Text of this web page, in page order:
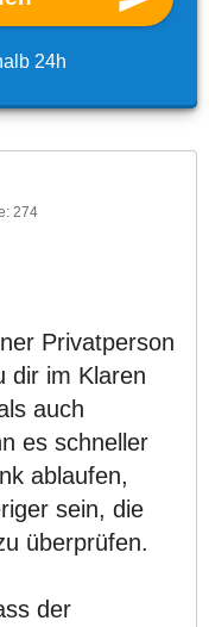
24h
274
Privatperson
dir im Klaren
auch
es schneller
ablaufen,
sein, die
überprüfen.
der